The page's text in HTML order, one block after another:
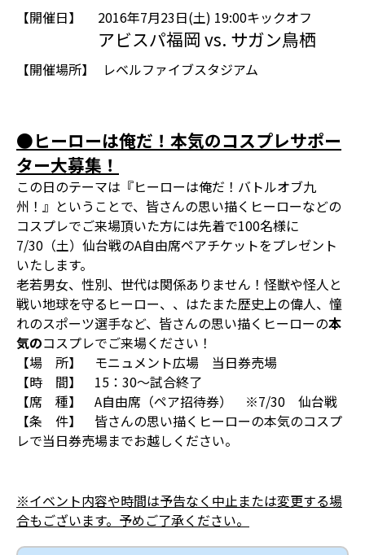
【開催日】 2016年7月23日(土) 19:00キックオフ
アビスパ福岡 vs. サガン鳥栖
【開催場所】 レベルファイブスタジアム
●ヒーローは俺だ！本気のコスプレサポー
ター大募集！
この日のテーマは『ヒーローは俺だ！バトルオブ九
州！』ということで、皆さんの思い描くヒーローなどの
コスプレでご来場頂いた方には先着で100名様に
7/30（土）仙台戦のA自由席ペアチケットをプレゼント
いたします。
老若男女、性別、世代は関係ありません！怪獣や怪人と
戦い地球を守るヒーロー、、はたまた歴史上の偉人、憧
れのスポーツ選手など、皆さんの思い描くヒーローの本
気のコスプレでご来場ください！
【場 所】 モニュメント広場 当日券売場
【時 間】 15：30～試合終了
【席 種】 A自由席（ペア招待券） ※7/30 仙台戦
【条 件】 皆さんの思い描くヒーローの本気のコスプ
レで当日券売場までお越しください。
※イベント内容や時間は予告なく中止または変更する場
合もございます。予めご了承ください。